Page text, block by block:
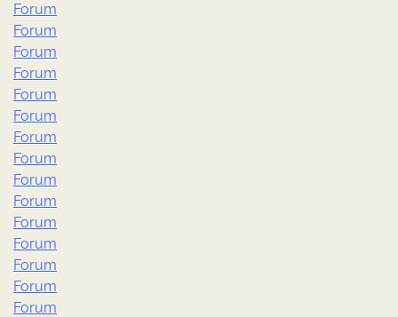
Forum
Forum
Forum
Forum
Forum
Forum
Forum
Forum
Forum
Forum
Forum
Forum
Forum
Forum
Forum